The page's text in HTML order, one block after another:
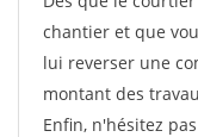
chantier et que
lui reverser une
montant des
Enfin, n'hésitez